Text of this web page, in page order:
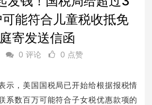
能符合儿童税收抵免
寄发送信函
0 评论 0 点赞
示，美国国税局已开始给根据报税情
系数百万可能符合子女税优惠款项的
o